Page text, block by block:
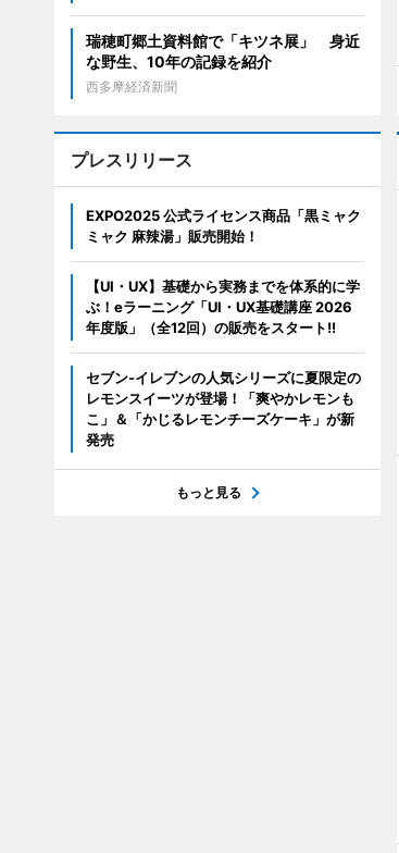
瑞穂町郷土資料館で「キツネ展」 身近
な野生、10年の記録を紹介
西多摩経済新聞
プレスリリース
EXPO2025 公式ライセンス商品「黒ミャク
ミャク 麻辣湯」販売開始！
【UI・UX】基礎から実務までを体系的に学
ぶ！eラーニング「UI・UX基礎講座 2026
年度版」（全12回）の販売をスタート!!
セブン‐イレブンの人気シリーズに夏限定の
レモンスイーツが登場！「爽やかレモンも
こ」＆「かじるレモンチーズケーキ」が新
発売
もっと見る